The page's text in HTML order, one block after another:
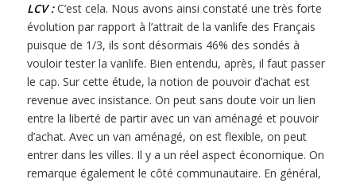
LCV :C’est cela. Nous avons ainsi constaté une très forte
évolution par rapport à l’attrait de la vanlife des Français
puisque de 1/3, ils sont désormais 46% des sondés à
vouloir tester la vanlife. Bien entendu, après, il faut passer
le cap. Sur cette étude, la notion de pouvoir d’achat est
revenue avec insistance. On peut sans doute voir un lien
entre la liberté de partir avec un van aménagé et pouvoir
d’achat. Avec un van aménagé, on est flexible, on peut
entrer dans les villes. Il y a un réel aspect économique. On
remarque également le côté communautaire. En général,